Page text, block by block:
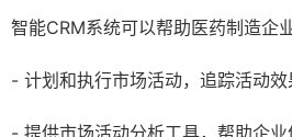
智能CRM系统可以帮助医药制造企业
- 计划和执行市场活动，追踪活动效